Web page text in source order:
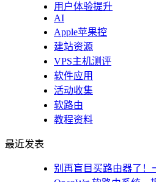
用户体验提升
AI
Apple苹果控
建站资源
VPS主机测评
软件应用
活动收集
软路由
教程资料
最近发表
别再盲目买路由器了！